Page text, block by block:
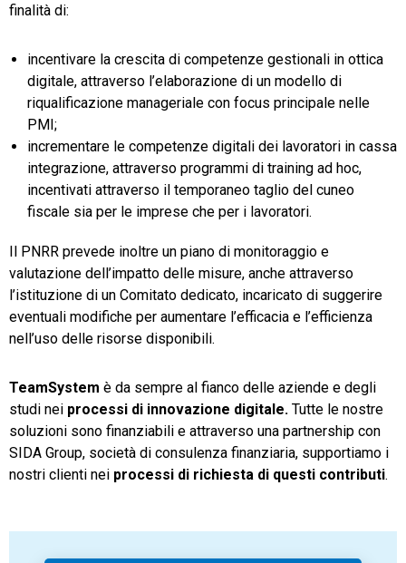
finalità di:
incentivare la crescita di competenze gestionali in ottica
digitale, attraverso l’elaborazione di un modello di
riqualificazione manageriale con focus principale nelle
PMI;
incrementare le competenze digitali dei lavoratori in cassa
integrazione, attraverso programmi di training ad hoc,
incentivati attraverso il temporaneo taglio del cuneo
fiscale sia per le imprese che per i lavoratori.
Il PNRR prevede inoltre un piano di monitoraggio e
valutazione dell’impatto delle misure, anche attraverso
l’istituzione di un Comitato dedicato, incaricato di suggerire
eventuali modifiche per aumentare l’efficacia e l’efficienza
nell’uso delle risorse disponibili.
TeamSystem è da sempre al fianco delle aziende e degli
studi nei processi di innovazione digitale. Tutte le nostre
soluzioni sono finanziabili e attraverso una partnership con
SIDA Group, società di consulenza finanziaria, supportiamo i
nostri clienti nei processi di richiesta di questi contributi.